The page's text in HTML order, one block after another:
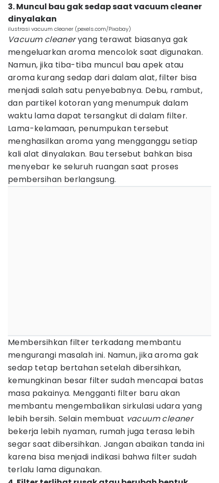
3. Muncul bau gak sedap saat vacuum cleaner
dinyalakan
ilustrasi vacuum cleaner (pexels.com/Pixabay)
Vacuum cleaneryang terawat biasanya gak
mengeluarkan aroma mencolok saat digunakan.
Namun, jika tiba-tiba muncul bau apek atau
aroma kurang sedap dari dalam alat, filter bisa
menjadi salah satu penyebabnya. Debu, rambut,
dan partikel kotoran yang menumpuk dalam
waktu lama dapat tersangkut di dalam filter.
Lama-kelamaan, penumpukan tersebut
menghasilkan aroma yang mengganggu setiap
kali alat dinyalakan. Bau tersebut bahkan bisa
menyebar ke seluruh ruangan saat proses
pembersihan berlangsung.
Membersihkan filter terkadang membantu
mengurangi masalah ini. Namun, jika aroma gak
sedap tetap bertahan setelah dibersihkan,
kemungkinan besar filter sudah mencapai batas
masa pakainya. Mengganti filter baru akan
membantu mengembalikan sirkulasi udara yang
lebih bersih. Selain membuat vacuum cleaner
bekerja lebih nyaman, rumah juga terasa lebih
segar saat dibersihkan. Jangan abaikan tanda ini
karena bisa menjadi indikasi bahwa filter sudah
terlalu lama digunakan.